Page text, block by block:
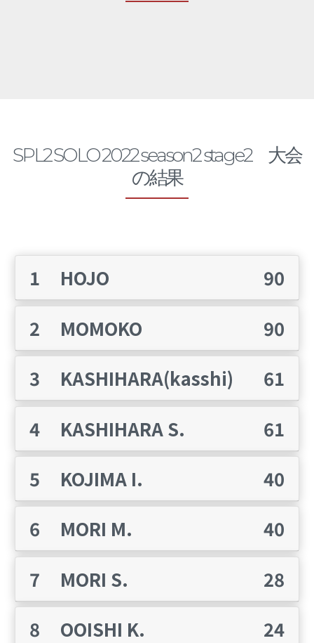
SPL2
SOLO
2022
season2 -
11月
完了
SPL2 SOLO 2022 season2 stage2 大会
の結果
1 HOJO
90
2
MOMOKO
90
3
KASHIHARA(kasshi)
61
4
KASHIHARA S.
61
5
KOJIMA I.
40
6
MORI M.
40
7
MORI S.
28
8
OOISHI K.
24